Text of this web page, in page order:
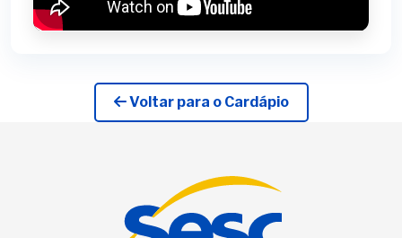
Voltar para o Cardápio